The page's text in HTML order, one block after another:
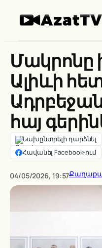
Մակրոնը
Ալիևի
հայ
Նախընտրելի դարձնել
Հավանել Facebook-ում
04/05/2026, 19:57